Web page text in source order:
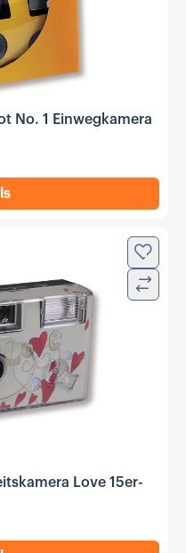
No. 1 Einwegkamera
Top
Zur
Love 15er-